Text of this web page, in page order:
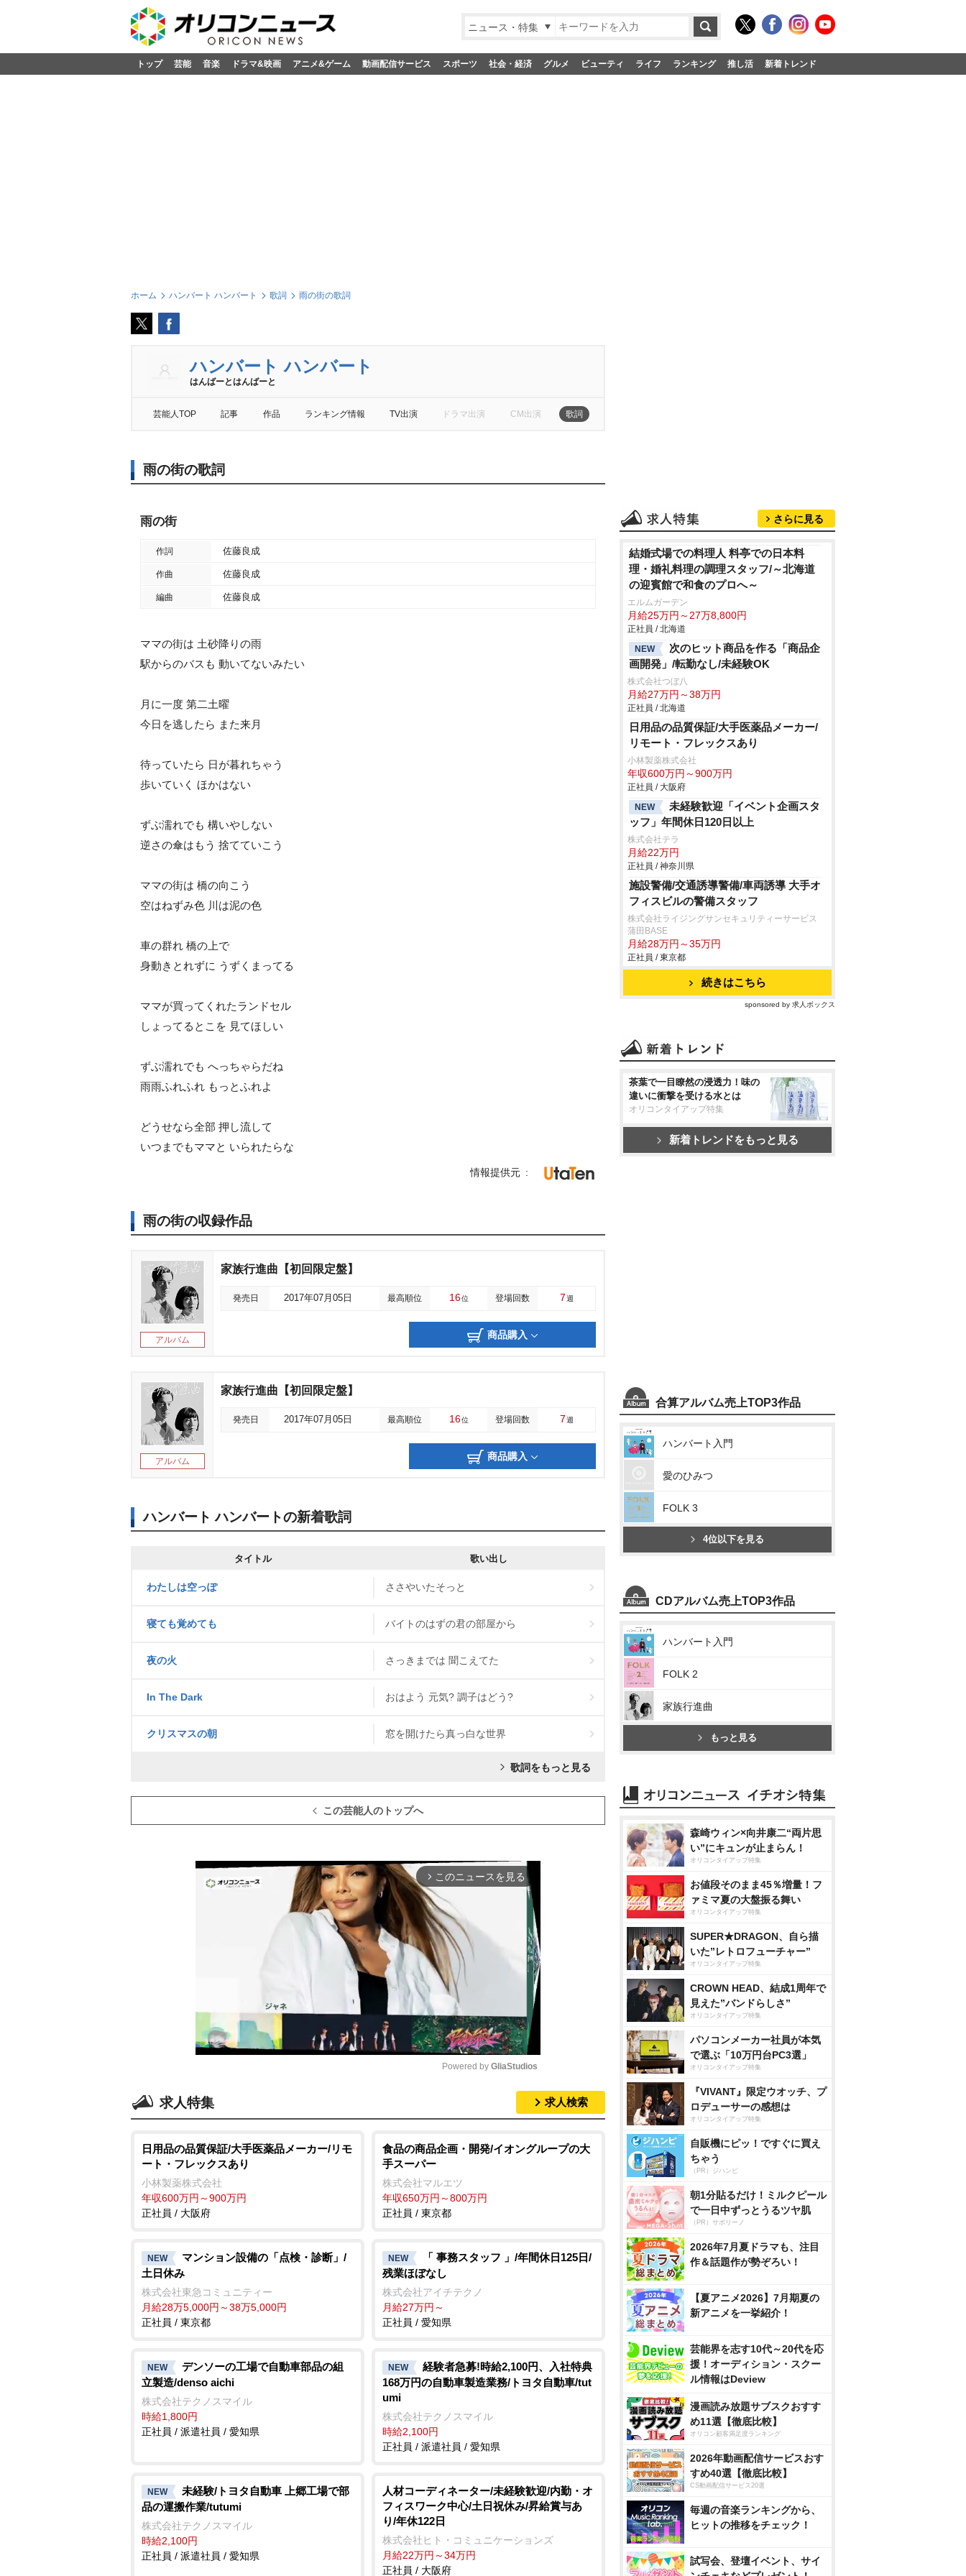
ニュース・特集
トップ 芸能 音楽 ドラマ&映画 アニメ&ゲーム 動画配信サービス スポーツ 社会・経済 グルメ ビューティ ライフ ランキング 推し活 新着トレンド
ホーム ハンバート ハンバート 歌詞 雨の街の歌詞
ハンバート ハンバート
はんばーとはんばーと
芸能人TOP 記事 作品 ランキング情報 TV出演 ドラマ出演 CM出演 歌詞
雨の街の歌詞
雨の街
作詞 佐藤良成
作曲 佐藤良成
編曲 佐藤良成
ママの街は 土砂降りの雨
駅からのバスも 動いてないみたい
月に一度 第二土曜
今日を逃したら また来月
待っていたら 日が暮れちゃう
歩いていく ほかはない
ずぶ濡れでも 構いやしない
逆さの傘はもう 捨てていこう
ママの街は 橋の向こう
空はねずみ色 川は泥の色
車の群れ 橋の上で
身動きとれずに うずくまってる
ママが買ってくれたランドセル
しょってるとこを 見てほしい
ずぶ濡れでも へっちゃらだね
雨雨ふれふれ もっとふれよ
どうせなら全部 押し流して
いつまでもママと いられたらな
情報提供元
雨の街の収録作品
アルバム
家族行進曲【初回限定盤】
発売日 2017年07月05日 最高順位 16位 登場回数 7週
商品購入
アルバム
家族行進曲【初回限定盤】
発売日 2017年07月05日 最高順位 16位 登場回数 7週
商品購入
ハンバート ハンバートの新着歌詞
タイトル 歌い出し
わたしは空っぽ ささやいたそっと
寝ても覚めても バイトのはずの君の部屋から
夜の火 さっきまでは 聞こえてた
In The Dark おはよう 元気? 調子はどう?
クリスマスの朝 窓を開けたら真っ白な世界
歌詞をもっと見る
この芸能人のトップへ
arrow_forward_ios このニュースを見る
t
Powered by GliaStudios
求人特集 求人検索
日用品の品質保証/大手医薬品メーカー/リモ
ート・フレックスあり
小林製薬株式会社
年収600万円～900万円
正社員 / 大阪府
食品の商品企画・開発/イオングループの大
手スーパー
株式会社マルエツ
年収650万円～800万円
正社員 / 東京都
NEW
マンション設備の「点検・診断」/
土日休み
株式会社東急コミュニティー
月給28万5,000円～38万5,000円
正社員 / 東京都
NEW
「 事務スタッフ 」/年間休日125日/
残業ほぼなし
株式会社アイチテクノ
月給27万円～
正社員 / 愛知県
NEW
デンソーの工場で自動車部品の組
立製造/denso aichi
株式会社テクノスマイル
時給1,800円
正社員 / 派遣社員 / 愛知県
NEW
経験者急募!時給2,100円、入社特典
168万円の自動車製造業務/トヨタ自動車/tut
umi
株式会社テクノスマイル
時給2,100円
正社員 / 派遣社員 / 愛知県
NEW
未経験/トヨタ自動車 上郷工場で部
品の運搬作業/tutumi
株式会社テクノスマイル
時給2,100円
正社員 / 派遣社員 / 愛知県
人材コーディネーター/未経験歓迎/内勤・オ
フィスワーク中心/土日祝休み/昇給賞与あ
り/年休122日
株式会社ヒト・コミュニケーションズ
月給22万円～34万円
正社員 / 大阪府
さらに見る
結婚式場での料理人 料亭での日本料
理・婚礼料理の調理スタッフ/～北海道
の迎賓館で和食のプロへ～
エルムガーデン
月給25万円～27万8,800円
正社員 / 北海道
NEW
次のヒット商品を作る「商品企
画開発」/転勤なし/未経験OK
株式会社つぼ八
月給27万円～38万円
正社員 / 北海道
日用品の品質保証/大手医薬品メーカー/
リモート・フレックスあり
小林製薬株式会社
年収600万円～900万円
正社員 / 大阪府
NEW
未経験歓迎「イベント企画スタ
ッフ」年間休日120日以上
株式会社テラ
月給22万円
正社員 / 神奈川県
施設警備/交通誘導警備/車両誘導 大手オ
フィスビルの警備スタッフ
株式会社ライジングサンセキュリティーサービス
蒲田BASE
月給28万円～35万円
正社員 / 東京都
続きはこちら
sponsored by 求人ボックス
茶葉で一目瞭然の浸透力！味の
違いに衝撃を受ける水とは
オリコンタイアップ特集
新着トレンドをもっと見る
合算アルバム売上TOP3作品
ハンバート入門
愛のひみつ
FOLK 3
4位以下を見る
CDアルバム売上TOP3作品
ハンバート入門
FOLK 2
家族行進曲
もっと見る
森崎ウィン×向井康二“両片思
い”にキュンが止まらん！
オリコンタイアップ特集
お値段そのまま45％増量！フ
ァミマ夏の大盤振る舞い
オリコンタイアップ特集
SUPER★DRAGON、自ら描
いた”レトロフューチャー”
オリコンタイアップ特集
CROWN HEAD、結成1周年で
見えた”バンドらしさ”
オリコンタイアップ特集
パソコンメーカー社員が本気
で選ぶ「10万円台PC3選」
オリコンタイアップ特集
『VIVANT』限定ウオッチ、プ
ロデューサーの感想は
オリコンタイアップ特集
自販機にピッ！ですぐに買え
ちゃう
（PR）ジハンピ
朝1分貼るだけ！ミルクピール
で一日中ずっとうるツヤ肌
（PR）サボリーノ
2026年7月夏ドラマも、注目
作＆話題作が勢ぞろい！
【夏アニメ2026】7月期夏の
新アニメを一挙紹介！
芸能界を志す10代～20代を応
援！オーディション・スクー
ル情報はDeview
漫画読み放題サブスクおすす
め11選【徹底比較】
オリコン顧客満足度ランキング
2026年動画配信サービスおす
すめ40選【徹底比較】
CS動画配信サービス20選
毎週の音楽ランキングから、
ヒットの推移をチェック！
試写会、登壇イベント、サイ